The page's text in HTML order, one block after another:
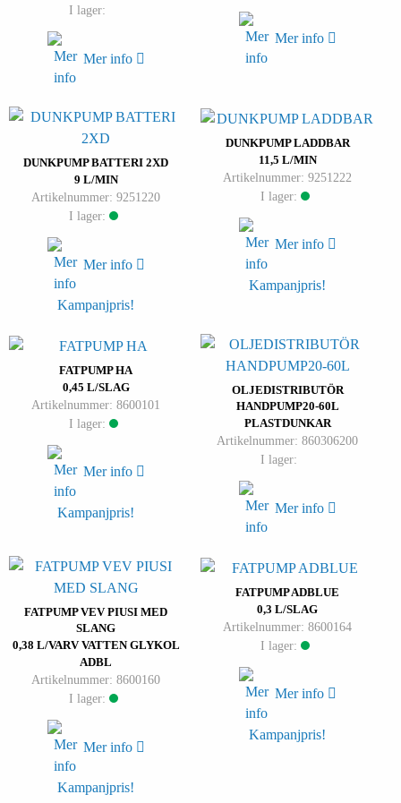
I lager:
Mer info
Mer info
DUNKPUMP BATTERI 2XD
9 L/MIN
Artikelnummer: 9251220
I lager:
Mer info
Kampanjpris!
DUNKPUMP LADDBAR
11,5 L/MIN
Artikelnummer: 9251222
I lager:
Mer info
Kampanjpris!
FATPUMP HA
0,45 L/SLAG
Artikelnummer: 8600101
I lager:
Mer info
Kampanjpris!
OLJEDISTRIBUTÖR
HANDPUMP20-60L
PLASTDUNKAR
Artikelnummer: 860306200
I lager:
Mer info
FATPUMP VEV PIUSI MED
SLANG
0,38 L/VARV VATTEN GLYKOL
ADBL
Artikelnummer: 8600160
I lager:
Mer info
Kampanjpris!
FATPUMP ADBLUE
0,3 L/SLAG
Artikelnummer: 8600164
I lager:
Mer info
Kampanjpris!